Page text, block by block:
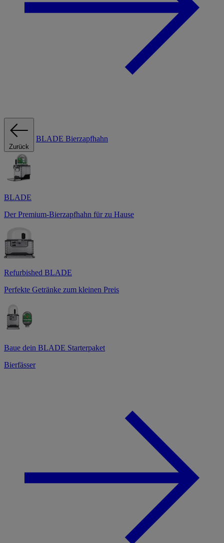
Zurück
BLADE Bierzapfhahn
BLADE
Der Premium-Bierzapfhahn für zu Hause
Refurbished BLADE
Perfekte Getränke zum kleinen Preis
Baue dein BLADE Starterpaket
Bierfässer